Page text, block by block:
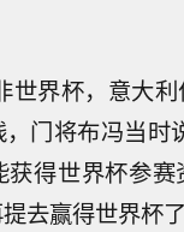
世界杯，意大
门将布冯当时
获得世界杯参
去赢得世界杯